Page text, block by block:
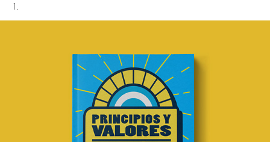
1.